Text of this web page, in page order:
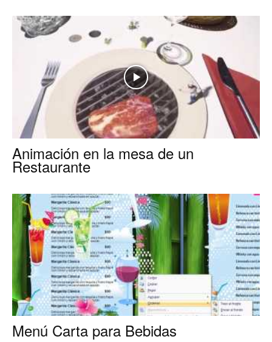
para
Restaurantes
|
de
Restaurantes
Animación en la mesa de un
Restaurante
Menú Carta para Bebidas